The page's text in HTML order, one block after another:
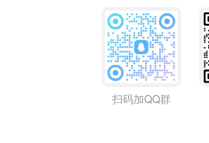
扫码加QQ群